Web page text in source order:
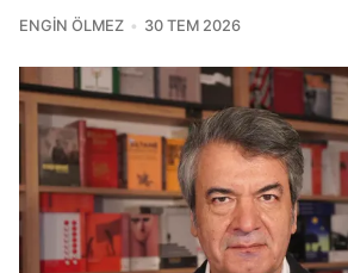
ENGIN ÖLMEZ 30 TEM 2026